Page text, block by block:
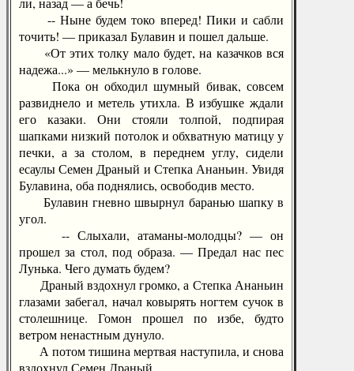
-- Ныне будем токо вперед! Пики и сабли
точить! — приказал Булавин и пошел дальше.
«От этих толку мало будет, на казачков вся
надежа...» — мелькнуло в голове.
Пока он обходил шумный бивак, совсем
развиднело и метель утихла. В избушке ждали
его казаки. Они стояли толпой, подпирая
шапками низкий потолок и обхватную матицу у
печки, а за столом, в переднем углу, сидели
есаулы Семен Драный и Степка Ананьин. Увидя
Булавина, оба поднялись, освободив место.
Булавин гневно швырнул баранью шапку в
угол.
-- Слыхали, атаманы-молодцы? — он
прошел за стол, под образа. — Предал нас пес
Лунька. Чего думать будем?
Драный вздохнул громко, а Степка Ананьин
глазами забегал, начал ковырять ногтем сучок в
столешнице. Гомон прошел по избе, будто
ветром ненастным дунуло.
А потом тишина мертвая наступила, и снова
вздохнул Семен Драный.